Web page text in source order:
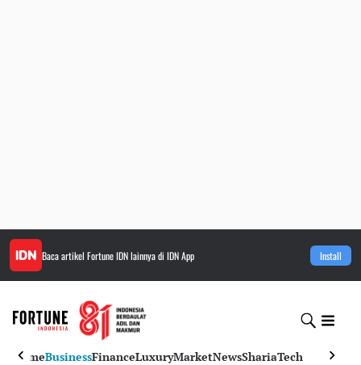
Baca artikel Fortune IDNlainnya di IDN App Install
HomeBusinessFinanceLuxuryMarketNewsShariaTech